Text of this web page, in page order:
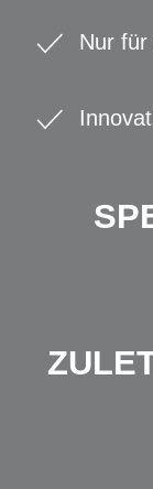
Nur für